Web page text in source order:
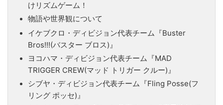
けリズムゲーム！
物語や世界観について
イケブクロ・ディビジョン代表チーム『Buster
Bros!!!(バスター ブロス)』
ヨコハマ・ディビジョン代表チーム『MAD
TRIGGER CREW(マッド トリガー クルー)』
シブヤ・ディビジョン代表チーム『Fling Posse(フ
リング ポッセ)』